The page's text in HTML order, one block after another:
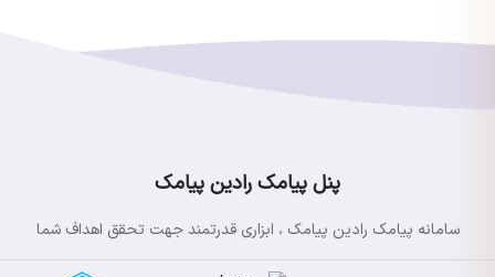
پنل پیامک رادین پیامک
سامانه پیامک رادین پیامک ، ابزاری قدرتمند جهت تحقق اهداف شما